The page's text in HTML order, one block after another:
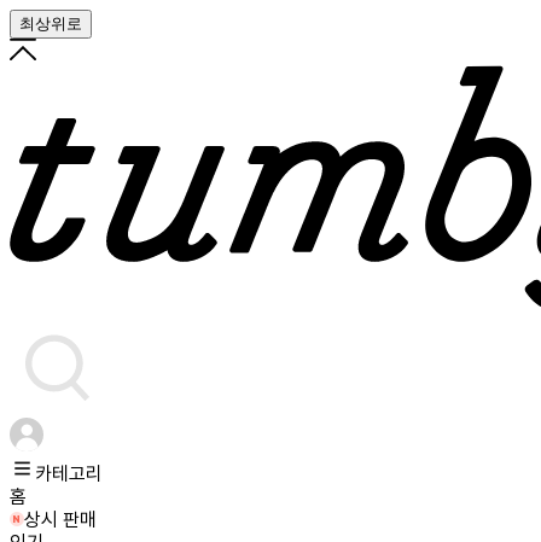
최상위로
카테고리
홈
상시 판매